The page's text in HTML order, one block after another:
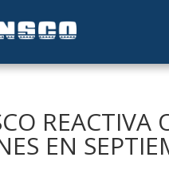
REACTIVA
EN